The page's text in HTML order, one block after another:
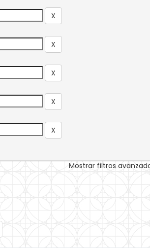
Mostrar filtros